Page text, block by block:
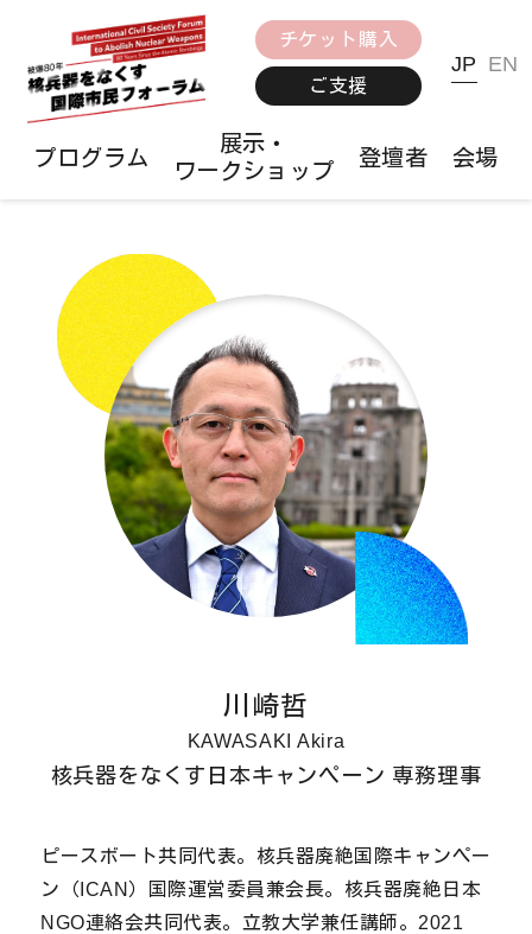
プログラム
展示・
ワークショップ
登壇者 会場
チケット購入
ご支援
JP EN
川崎哲
KAWASAKI Akira
核兵器をなくす日本キャンペーン 専務理事
ピースボート共同代表。核兵器廃絶国際キャンペー
ン（ICAN）国際運営委員兼会長。核兵器廃絶日本
NGO連絡会共同代表。立教大学兼任講師。2021